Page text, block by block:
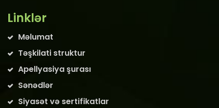
Linklər
Məlumat
Təşkilati struktur
Apellyasiya şurası
Sənədlər
Siyasət və sertifikatlar